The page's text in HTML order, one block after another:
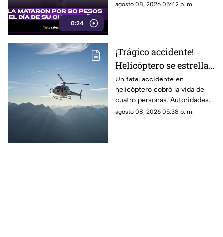
0:24
cuando presuntamente un
agosto 08, 2026 05:42 p. m.
¡Trágico accidente!
Helicóptero se estrella
en zona boscosa y
mueren cuatro
personas
Un fatal accidente en
helicóptero cobró la vida de
cuatro personas. Autoridades
confirmaron que la aeronave
agosto 08, 2026 05:38 p. m.